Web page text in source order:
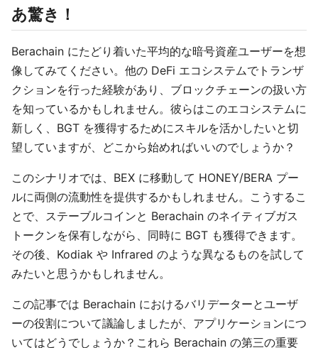
あ驚き！
Berachain にたどり着いた平均的な暗号資産ユーザーを想
像してみてください。他の DeFi エコシステムでトランザ
クションを行った経験があり、ブロックチェーンの扱い方
を知っているかもしれません。彼らはこのエコシステムに
新しく、BGT を獲得するためにスキルを活かしたいと切
望していますが、どこから始めればいいのでしょうか？
このシナリオでは、BEX に移動して HONEY/BERA プー
ルに両側の流動性を提供するかもしれません。こうするこ
とで、ステーブルコインと Berachain のネイティブガス
トークンを保有しながら、同時に BGT も獲得できます。
その後、Kodiak や Infrared のような異なるものを試して
みたいと思うかもしれません。
この記事では Berachain におけるバリデーターとユーザ
ーの役割について議論しましたが、アプリケーションにつ
いてはどうでしょうか？これら Berachain の第三の重要